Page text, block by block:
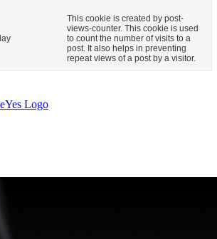
This cookie is created by post-
views-counter. This cookie is used
to count the number of visits to a
post. It also helps in preventing
repeat views of a post by a visitor.